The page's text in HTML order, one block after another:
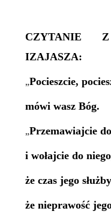
CZYTANIE
IZAJASZA:
„Pocieszcie,
mówi wasz Bóg.
„Przemawiajcie
i wołajcie do
że czas jego
że nieprawość